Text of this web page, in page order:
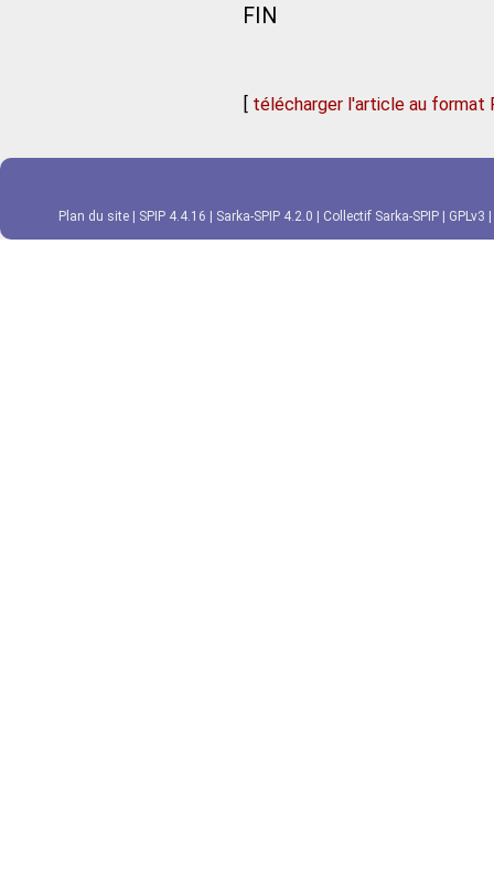
FIN
[ télécharger l'article au format
Plan du site SPIP 4.4.16 Sarka-SPIP 4.2.0 Collectif Sarka-SPIP GPLv3